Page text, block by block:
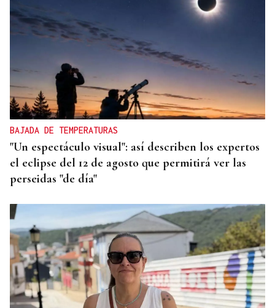
BAJADA DE TEMPERATURAS
"Un espectáculo visual": así describen los expertos
el eclipse del 12 de agosto que permitirá ver las
perseidas "de día"